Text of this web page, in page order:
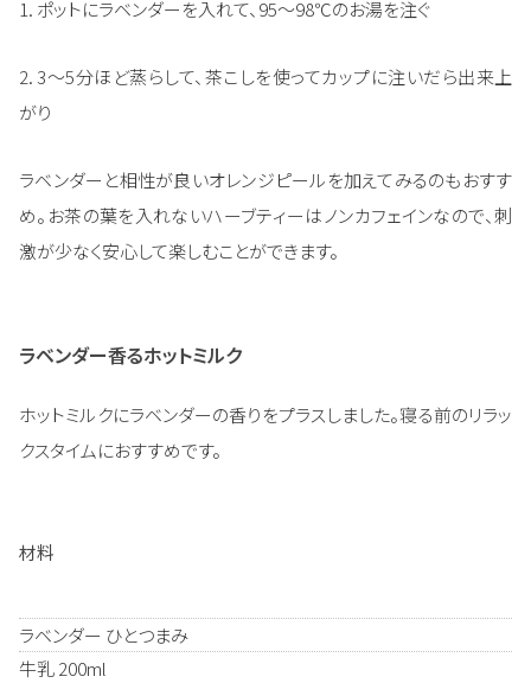
1. ポットにラベンダーを入れて、95～98℃のお湯を注ぐ
2. 3～5分ほど蒸らして、茶こしを使ってカップに注いだら出来上
がり
ラベンダーと相性が良いオレンジピールを加えてみるのもおすす
め。お茶の葉を入れないハーブティーはノンカフェインなので、刺
激が少なく安心して楽しむことができます。
ラベンダー香るホットミルク
ホットミルクにラベンダーの香りをプラスしました。寝る前のリラッ
クスタイムにおすすめです。
材料
ラベンダー ひとつまみ
牛乳 200ml